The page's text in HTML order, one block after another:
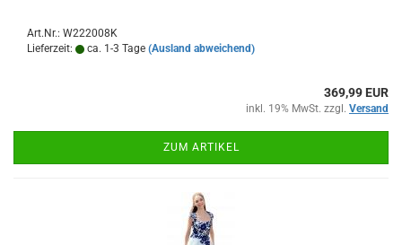
Art.Nr.: W222008K
Lieferzeit:
ca. 1-3 Tage (Ausland abweichend)
369,99 EUR
inkl. 19% MwSt. zzgl. Versand
ZUM ARTIKEL